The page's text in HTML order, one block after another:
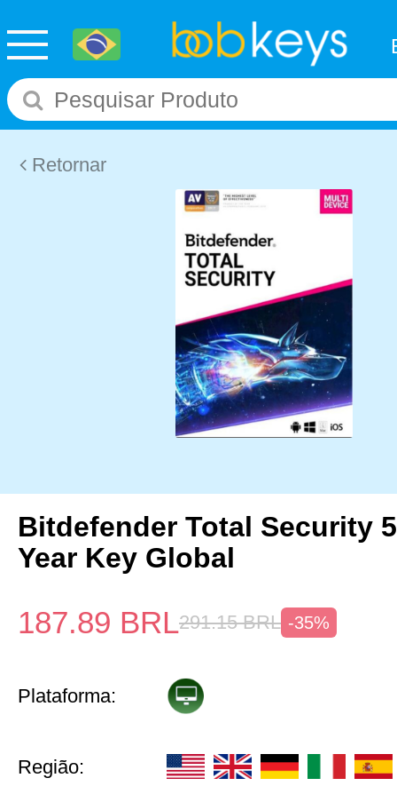
Retornar
Bitdefender Total Security
Year Key Global
187.89 BRL291.15 BRL -35%
Plataforma:
Região: